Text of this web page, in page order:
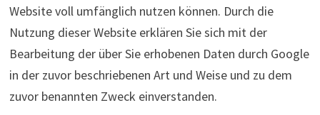
Website voll umfänglich nutzen können. Durch die
Nutzung dieser Website erklären Sie sich mit der
Bearbeitung der über Sie erhobenen Daten durch Google
in der zuvor beschriebenen Art und Weise und zu dem
zuvor benannten Zweck einverstanden.